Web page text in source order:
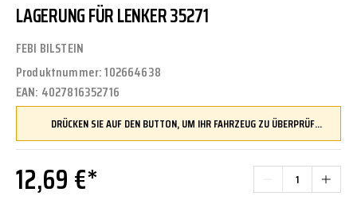
LAGERUNG FÜR LENKER 35271
FEBI BILSTEIN
Produktnummer:102664638
EAN: 4027816352716
DRÜCKEN SIE AUF DEN BUTTON, UM IHR FAHRZEUG ZU ÜBERPRÜFEN UND SICHERZUSTELLEN, DASS DIESES TEIL KOMPATIBEL IST, BEVOR SIE ES BESTELLEN
12,69 €*